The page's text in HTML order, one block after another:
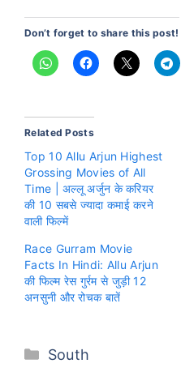
Don’t forget to share this post!
Related Posts
Top 10 Allu Arjun Highest
Grossing Movies of All
Time | अल्लू अर्जुन के करियर
की 10 सबसे ज्यादा कमाई करने
वाली फिल्में
Race Gurram Movie
Facts In Hindi: Allu Arjun
की फिल्म रेस गुर्रम से जुड़ी 12
अनसुनी और रोचक बातें
Categories
South